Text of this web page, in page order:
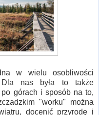
w wielu osobliwości
Dla nas była to także
górach i sposób na to,
"worku" można
docenić przyrodę i